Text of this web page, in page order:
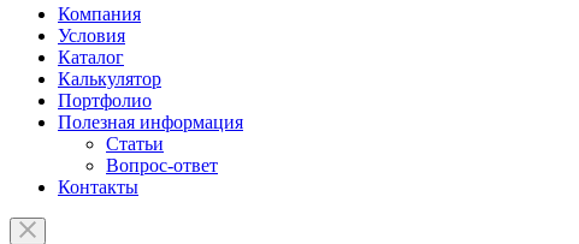
Компания
Условия
Каталог
Калькулятор
Портфолио
Полезная информация
Статьи
Вопрос-ответ
Контакты